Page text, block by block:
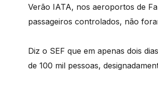
Verão IATA, nos aeroportos de
passageiros controlados, não
Diz o SEF que em apenas dois
de 100 mil pessoas,